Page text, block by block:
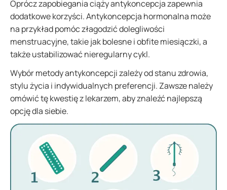
Oprócz zapobiegania ciąży antykoncepcja zapewnia
dodatkowe korzyści. Antykoncepcja hormonalna może
na przykład pomóc złagodzić dolegliwości
menstruacyjne, takie jak bolesne i obfite miesiączki, a
także ustabilizować nieregularny cykl.
Wybór metody antykoncepcji zależy od stanu zdrowia,
stylu życia i indywidualnych preferencji. Zawsze należy
omówić tę kwestię z lekarzem, aby znaleźć najlepszą
opcję dla siebie.